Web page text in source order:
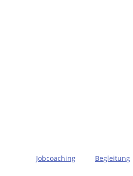
Jobcoaching Begleitung